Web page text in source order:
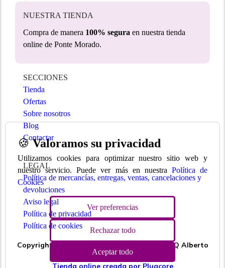
NUESTRA TIENDA
Compra de manera 100% segura en nuestra tienda
online de Ponte Morado.
SECCIONES
Tienda
Ofertas
Sobre nosotros
Blog
Contactar
LEGAL
Política de mercancías, entregas, ventas, cancelaciones y
devoluciones
Aviso legal
Política de privacidad
Política de cookies
Copyright © 2026 | Ponte Morado | 43087664Q Alberto
Bauzá Bravo 971 575 399
Tienda online creada por Plugcore
🍪Valoramos su privacidad
Utilizamos cookies para optimizar nuestro sitio web y
nuestro servicio. Puede ver más en nuestra Política de
Cookies
Ver preferencias
Rechazar todo
Aceptar todo